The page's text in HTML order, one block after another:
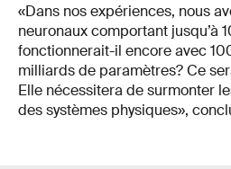
«Dans nos expériences, nous
neuronaux comportant jusqu’à
fonctionnerait-il encore avec
milliards de paramètres? Ce
Elle nécessitera de surmonter
des systèmes physiques»,